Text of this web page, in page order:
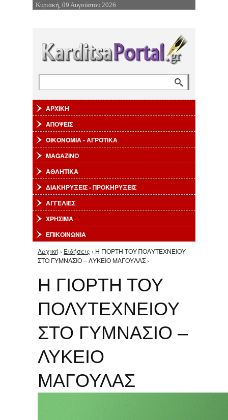
Επιστροφή στην Πλοήγηση
Κυριακή, 09 Αυγούστου 2026
ΑΡΧΙΚΗ
ΑΠΟΨΕΙΣ
ΟΙΚΟΝΟΜΙΑ - ΑΓΡΟΤΙΚΑ
MAGAZINO
ΑΘΛΗΤΙΚΑ
ΔΙΑΚΗΡΥΞΕΙΣ - ΠΡΟΚΗΡΥΞΕΙΣ
ΑΓΓΕΛΙΕΣ
ΧΡΗΣΙΜΑ
ΕΠΙΚΟΙΝΩΝΙΑ
Είστε εδώ
Αρχική › Ειδήσεις › Η ΓΙΟΡΤΗ ΤΟΥ ΠΟΛΥΤΕΧΝΕΙΟΥ
ΣΤΟ ΓΥΜΝΑΣΙΟ – ΛΥΚΕΙΟ ΜΑΓΟΥΛΑΣ ›
Η ΓΙΟΡΤΗ ΤΟΥ
ΠΟΛΥΤΕΧΝΕΙΟΥ
ΣΤΟ ΓΥΜΝΑΣΙΟ –
ΛΥΚΕΙΟ
ΜΑΓΟΥΛΑΣ